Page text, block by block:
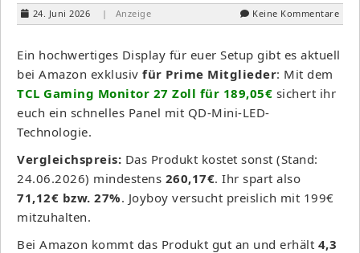
24. Juni 2026 | Anzeige Keine Kommentare
Ein hochwertiges Display für euer Setup gibt es aktuell
bei Amazon exklusiv für Prime Mitglieder: Mit dem
TCL Gaming Monitor 27 Zoll für 189,05€ sichert ihr
euch ein schnelles Panel mit QD-Mini-LED-
Technologie.
Vergleichspreis: Das Produkt kostet sonst (Stand:
24.06.2026) mindestens 260,17€. Ihr spart also
71,12€ bzw. 27%. Joyboy versucht preislich mit 199€
mitzuhalten.
Bei Amazon kommt das Produkt gut an und erhält 4,3